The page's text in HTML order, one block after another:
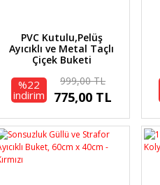
PVC Kutulu,Pelüş
Ayıcıklı ve Metal Taçlı
Çiçek Buketi
%22
indirim
999,00 TL
775,00 TL